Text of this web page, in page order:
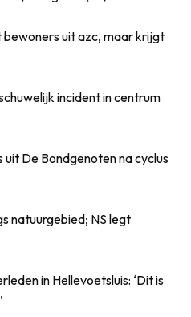
uit azc, maar krijgt
incident in centrum
De Bondgenoten na cyclus
natuurgebied; NS legt
in Hellevoetsluis: ‘Dit is